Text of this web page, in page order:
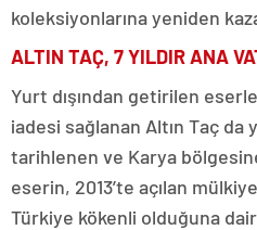
koleksiyonlarına yeniden
ALTIN TAÇ, 7 YILDIR ANA
Yurt dışından getirilen
iadesi sağlanan Altın Taç da
tarihlenen ve Karya
eserin, 2013’te açılan
Türkiye kökenli olduğuna